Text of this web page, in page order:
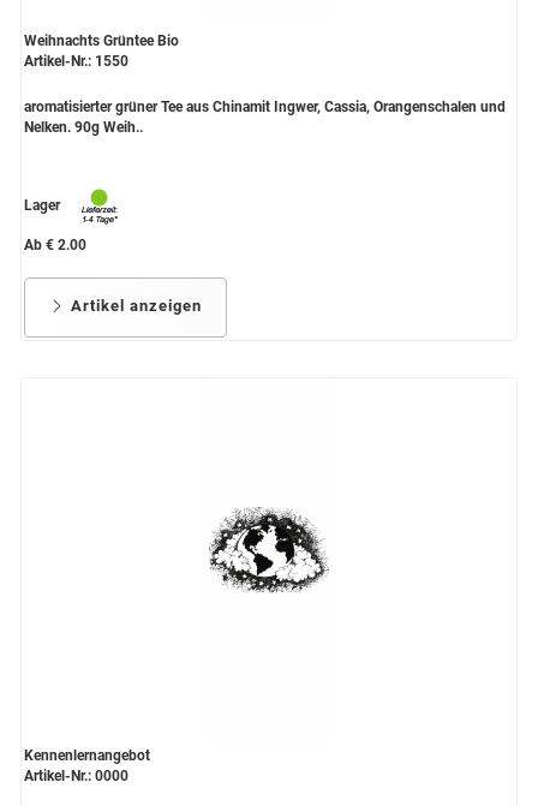
Weihnachts Grüntee Bio
Artikel-Nr.: 1550
aromatisierter grüner Tee aus Chinamit Ingwer, Cassia, Orangenschalen und
Nelken. 90g Weih..
Lager
Ab € 2.00
Artikel anzeigen
Kennenlernangebot
Artikel-Nr.: 0000